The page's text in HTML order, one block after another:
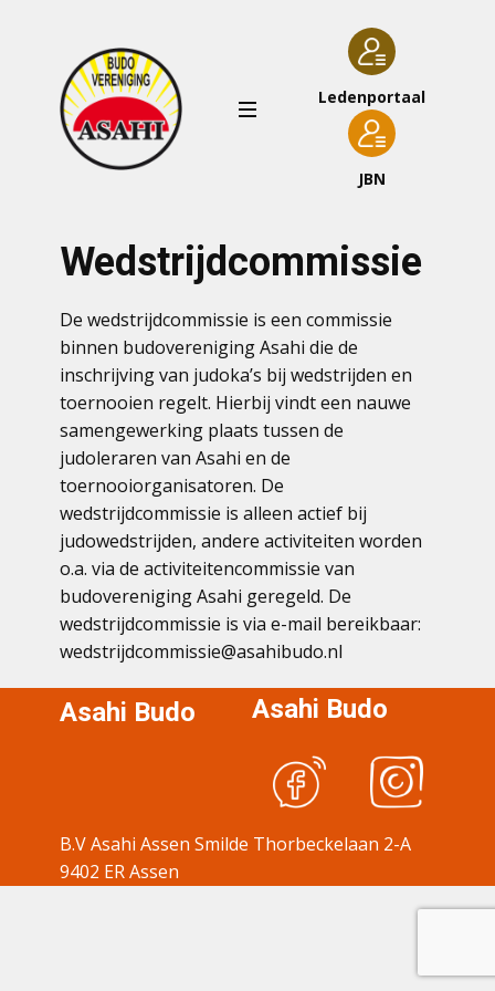
Ledenportaal
JBN
Wedstrijdcommissie
De wedstrijdcommissie is een commissie
binnen budovereniging Asahi die de
inschrijving van judoka’s bij wedstrijden en
toernooien regelt. Hierbij vindt een nauwe
samengewerking plaats tussen de
judoleraren van Asahi en de
toernooiorganisatoren. De
wedstrijdcommissie is alleen actief bij
judowedstrijden, andere activiteiten worden
o.a. via de activiteitencommissie van
budovereniging Asahi geregeld. De
wedstrijdcommissie is via e-mail bereikbaar:
wedstrijdcommissie@asahibudo.nl
Asahi Budo Asahi Budo
B.V Asahi Assen Smilde Thorbeckelaan 2-A
9402 ER Assen